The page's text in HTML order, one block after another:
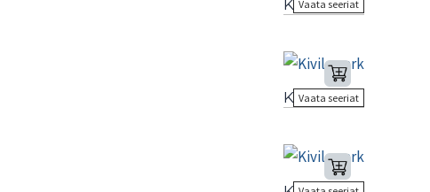
Kivila park
Vaata seeriat
Kivila park
Vaata seeriat